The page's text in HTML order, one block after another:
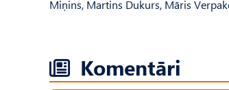
Miņins, Martins Dukurs, Māris
Komentāri